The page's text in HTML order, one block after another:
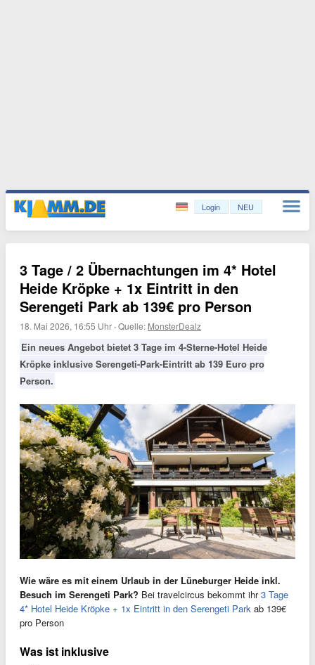
Login NEU
3 Tage / 2 Übernachtungen im 4* Hotel
Heide Kröpke + 1x Eintritt in den
Serengeti Park ab 139€ pro Person
18. Mai 2026, 16:55 Uhr ·Quelle: MonsterDealz
Ein neues Angebot bietet 3 Tage im 4-Sterne-Hotel Heide
Kröpke inklusive Serengeti-Park-Eintritt ab 139 Euro pro
Person.
Wie wäre es mit einem Urlaub in der Lüneburger Heide inkl.
Besuch im Serengeti Park? Bei travelcircus bekommt ihr3 Tage
4* Hotel Heide Kröpke + 1x Eintritt in den Serengeti Park ab 139€
pro Person
Was ist inklusive